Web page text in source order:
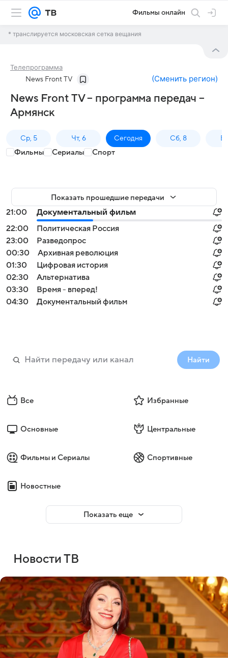
Фильмы онлайн
* транслируется московская сетка вещания
Телепрограмма
News Front TV (Сменить регион)
News Front TV – программа передач –
Армянск
Ср, 5 Чт, 6 Сегодня Сб, 8
Фильмы Сериалы Спорт
Показать прошедшие передачи
21:00
Документальный фильм
22:00
Политическая Россия
23:00
Разведопрос
00:30
Архивная революция
01:30
Цифровая история
02:30
Альтернатива
03:30
Время - вперед!
04:30
Документальный фильм
Найти
Все Избранные
Основные Центральные
Фильмы и Сериалы Спортивные
Новостные
Показать еще
Новости ТВ